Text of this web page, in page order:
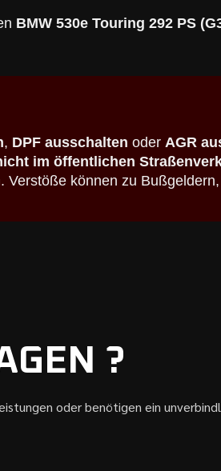
BMW 530e Touring 292 PS
, DPF ausschalten oder AGR
im öffentlichen
können zu
?
oder benötigen ein